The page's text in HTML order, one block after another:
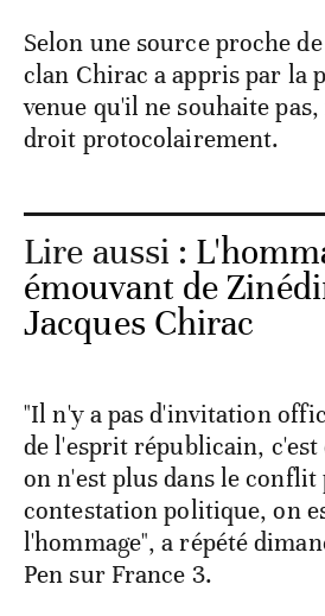
Selon une source proche
clan Chirac a appris par la
venue qu'il ne souhaite
droit protocolairement.
Lire aussi :
émouvant de
Jacques Chirac
"Il n'y a pas d'invitation
de l'esprit républicain,
on n'est plus dans le
contestation politique, on
l'hommage", a répété
Pen sur France 3.